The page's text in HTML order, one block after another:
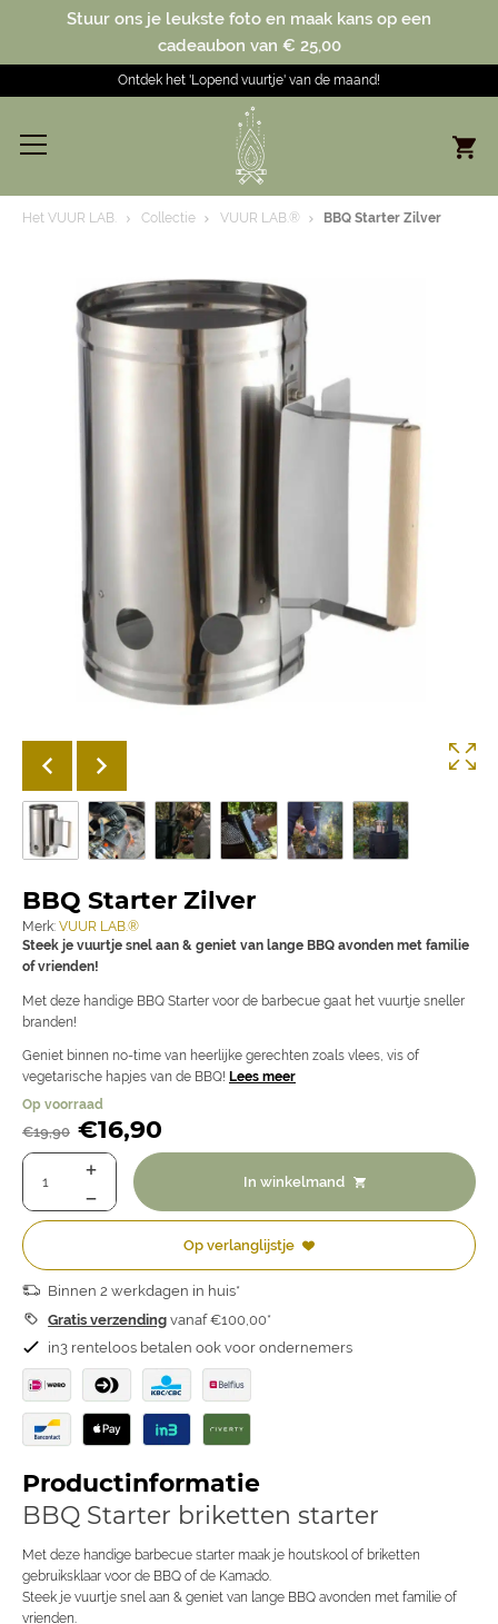
Stuur ons je leukste foto en maak kans op een
cadeaubon van € 25,00
Ontdek het 'Lopend vuurtje' van de maand!
Het VUUR LAB. Collectie VUUR LAB.® BBQ Starter Zilver
BBQ Starter Zilver
Merk: VUUR LAB.®
Steek je vuurtje snel aan & geniet van lange BBQ avonden met familie
of vrienden!
Met deze handige BBQ Starter voor de barbecue gaat het vuurtje sneller
branden!
Geniet binnen no-time van heerlijke gerechten zoals vlees, vis of
vegetarische hapjes van de BBQ! Lees meer
Op voorraad
€19,90 €16,90
In winkelmand
Op verlanglijstje
Binnen 2 werkdagen in huis*
Gratis verzending vanaf €100,00*
in3 renteloos betalen ook voor ondernemers
Productinformatie
BBQ Starter briketten starter
Met deze handige barbecue starter maak je houtskool of briketten
gebruiksklaar voor de BBQ of de Kamado.
Steek je vuurtje snel aan & geniet van lange BBQ avonden met familie of
vrienden.